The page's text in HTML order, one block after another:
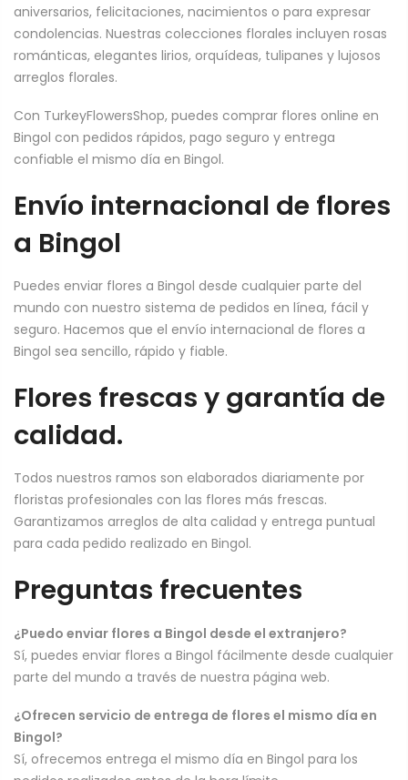
aniversarios, felicitaciones, nacimientos o para expresar
condolencias. Nuestras colecciones florales incluyen rosas
románticas, elegantes lirios, orquídeas, tulipanes y lujosos
arreglos florales.
Con TurkeyFlowersShop, puedes comprar flores online en
Bingol con pedidos rápidos, pago seguro y entrega
confiable el mismo día en Bingol.
Envío internacional de flores
a Bingol
Puedes enviar flores a Bingol desde cualquier parte del
mundo con nuestro sistema de pedidos en línea, fácil y
seguro. Hacemos que el envío internacional de flores a
Bingol sea sencillo, rápido y fiable.
Flores frescas y garantía de
calidad.
Todos nuestros ramos son elaborados diariamente por
floristas profesionales con las flores más frescas.
Garantizamos arreglos de alta calidad y entrega puntual
para cada pedido realizado en Bingol.
Preguntas frecuentes
¿Puedo enviar flores a Bingol desde el extranjero?
Sí, puedes enviar flores a Bingol fácilmente desde cualquier
parte del mundo a través de nuestra página web.
¿Ofrecen servicio de entrega de flores el mismo día en
Bingol?
Sí, ofrecemos entrega el mismo día en Bingol para los